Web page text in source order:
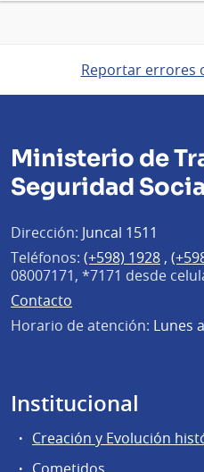
Reportar errores
Ministerio de
Seguridad
Dirección: Juncal 1511
Teléfonos: (+598) 1928 ,
08007171, *7171 desde
Contacto
Horario de atención: Lunes
Institucional
Creación y Evolución